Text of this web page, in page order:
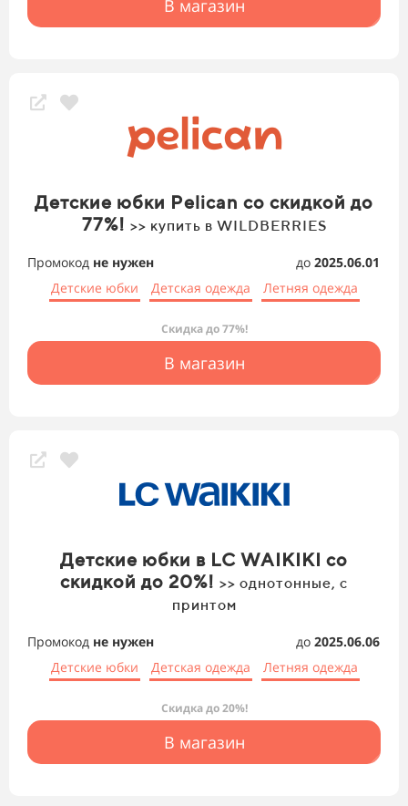
В магазин
Детские юбки Pelican со скидкой до
77%! >> купить в WILDBERRIES
Промокод не нужен до 2025.06.01
Детские юбки
Детская одежда Летняя одежда
Скидка до 77%!
В магазин
Детские юбки в LC WAIKIKI со
скидкой до 20%! >> однотонные, с
принтом
Промокод не нужен до 2025.06.06
Детские юбки
Детская одежда Летняя одежда
Скидка до 20%!
В магазин